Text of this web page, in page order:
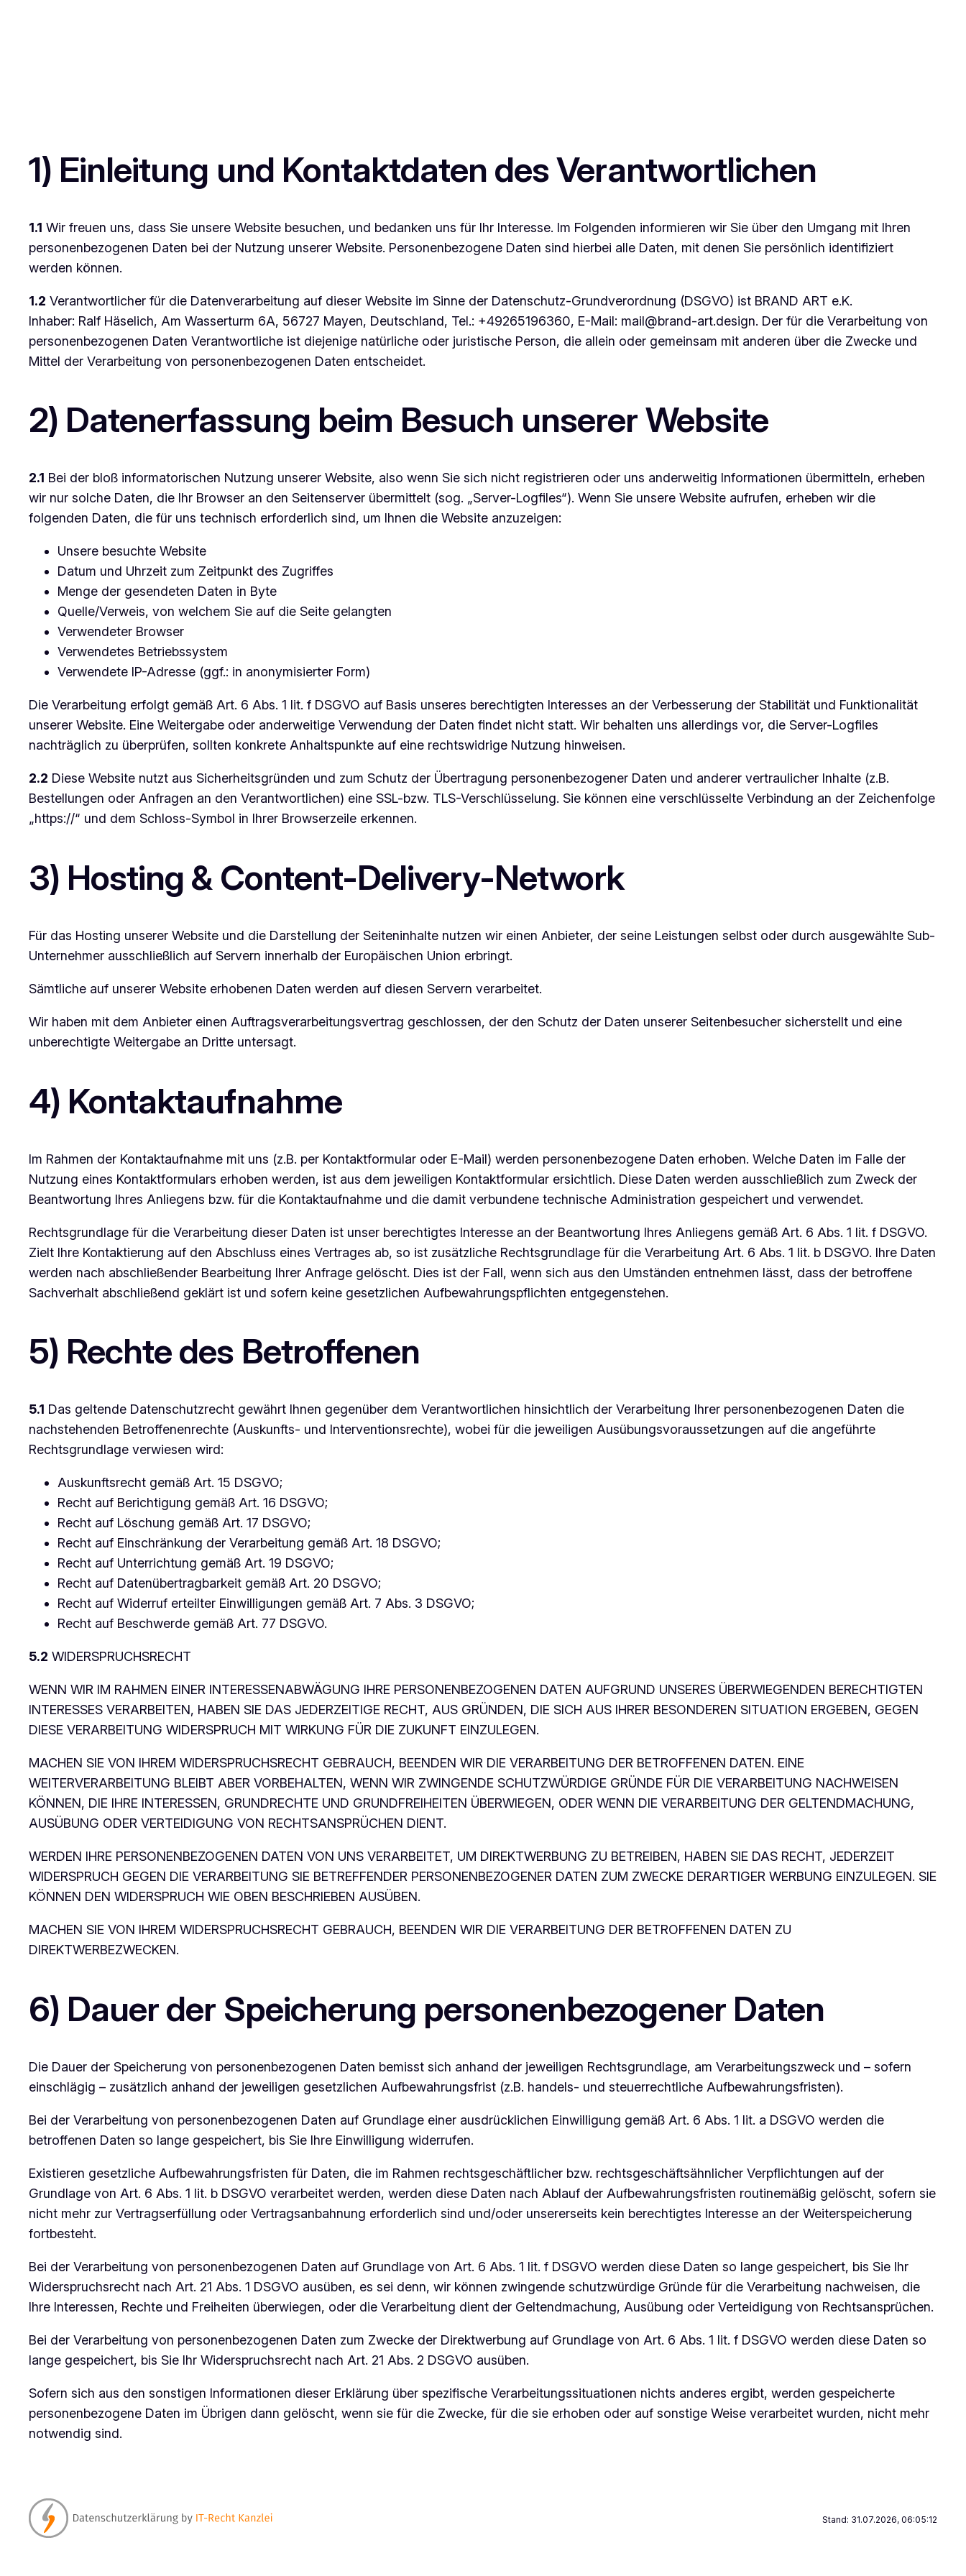
1) Einleitung und Kontaktdaten des Verantwortlichen
1.1 Wir freuen uns, dass Sie unsere Website besuchen, und bedanken uns für Ihr Interesse. Im Folgenden informieren wir Sie über den Umgang mit Ihren
personenbezogenen Daten bei der Nutzung unserer Website. Personenbezogene Daten sind hierbei alle Daten, mit denen Sie persönlich identifiziert
werden können.
1.2 Verantwortlicher für die Datenverarbeitung auf dieser Website im Sinne der Datenschutz-Grundverordnung (DSGVO) ist BRAND ART e.K.
Inhaber: Ralf Häselich, Am Wasserturm 6A, 56727 Mayen, Deutschland, Tel.: +49265196360, E-Mail: mail@brand-art.design. Der für die Verarbeitung von
personenbezogenen Daten Verantwortliche ist diejenige natürliche oder juristische Person, die allein oder gemeinsam mit anderen über die Zwecke und
Mittel der Verarbeitung von personenbezogenen Daten entscheidet.
2) Datenerfassung beim Besuch unserer Website
2.1 Bei der bloß informatorischen Nutzung unserer Website, also wenn Sie sich nicht registrieren oder uns anderweitig Informationen übermitteln, erheben
wir nur solche Daten, die Ihr Browser an den Seitenserver übermittelt (sog. „Server-Logfiles“). Wenn Sie unsere Website aufrufen, erheben wir die
folgenden Daten, die für uns technisch erforderlich sind, um Ihnen die Website anzuzeigen:
Unsere besuchte Website
Datum und Uhrzeit zum Zeitpunkt des Zugriffes
Menge der gesendeten Daten in Byte
Quelle/Verweis, von welchem Sie auf die Seite gelangten
Verwendeter Browser
Verwendetes Betriebssystem
Verwendete IP-Adresse (ggf.: in anonymisierter Form)
Die Verarbeitung erfolgt gemäß Art. 6 Abs. 1 lit. f DSGVO auf Basis unseres berechtigten Interesses an der Verbesserung der Stabilität und Funktionalität
unserer Website. Eine Weitergabe oder anderweitige Verwendung der Daten findet nicht statt. Wir behalten uns allerdings vor, die Server-Logfiles
nachträglich zu überprüfen, sollten konkrete Anhaltspunkte auf eine rechtswidrige Nutzung hinweisen.
2.2 Diese Website nutzt aus Sicherheitsgründen und zum Schutz der Übertragung personenbezogener Daten und anderer vertraulicher Inhalte (z.B.
Bestellungen oder Anfragen an den Verantwortlichen) eine SSL-bzw. TLS-Verschlüsselung. Sie können eine verschlüsselte Verbindung an der Zeichenfolge
„https://“ und dem Schloss-Symbol in Ihrer Browserzeile erkennen.
3) Hosting & Content-Delivery-Network
Für das Hosting unserer Website und die Darstellung der Seiteninhalte nutzen wir einen Anbieter, der seine Leistungen selbst oder durch ausgewählte Sub-
Unternehmer ausschließlich auf Servern innerhalb der Europäischen Union erbringt.
Sämtliche auf unserer Website erhobenen Daten werden auf diesen Servern verarbeitet.
Wir haben mit dem Anbieter einen Auftragsverarbeitungsvertrag geschlossen, der den Schutz der Daten unserer Seitenbesucher sicherstellt und eine
unberechtigte Weitergabe an Dritte untersagt.
4) Kontaktaufnahme
Im Rahmen der Kontaktaufnahme mit uns (z.B. per Kontaktformular oder E-Mail) werden personenbezogene Daten erhoben. Welche Daten im Falle der
Nutzung eines Kontaktformulars erhoben werden, ist aus dem jeweiligen Kontaktformular ersichtlich. Diese Daten werden ausschließlich zum Zweck der
Beantwortung Ihres Anliegens bzw. für die Kontaktaufnahme und die damit verbundene technische Administration gespeichert und verwendet.
Rechtsgrundlage für die Verarbeitung dieser Daten ist unser berechtigtes Interesse an der Beantwortung Ihres Anliegens gemäß Art. 6 Abs. 1 lit. f DSGVO.
Zielt Ihre Kontaktierung auf den Abschluss eines Vertrages ab, so ist zusätzliche Rechtsgrundlage für die Verarbeitung Art. 6 Abs. 1 lit. b DSGVO. Ihre Daten
werden nach abschließender Bearbeitung Ihrer Anfrage gelöscht. Dies ist der Fall, wenn sich aus den Umständen entnehmen lässt, dass der betroffene
Sachverhalt abschließend geklärt ist und sofern keine gesetzlichen Aufbewahrungspflichten entgegenstehen.
5) Rechte des Betroffenen
5.1 Das geltende Datenschutzrecht gewährt Ihnen gegenüber dem Verantwortlichen hinsichtlich der Verarbeitung Ihrer personenbezogenen Daten die
nachstehenden Betroffenenrechte (Auskunfts- und Interventionsrechte), wobei für die jeweiligen Ausübungsvoraussetzungen auf die angeführte
Rechtsgrundlage verwiesen wird:
Auskunftsrecht gemäß Art. 15 DSGVO;
Recht auf Berichtigung gemäß Art. 16 DSGVO;
Recht auf Löschung gemäß Art. 17 DSGVO;
Recht auf Einschränkung der Verarbeitung gemäß Art. 18 DSGVO;
Recht auf Unterrichtung gemäß Art. 19 DSGVO;
Recht auf Datenübertragbarkeit gemäß Art. 20 DSGVO;
Recht auf Widerruf erteilter Einwilligungen gemäß Art. 7 Abs. 3 DSGVO;
Recht auf Beschwerde gemäß Art. 77 DSGVO.
5.2 WIDERSPRUCHSRECHT
WENN WIR IM RAHMEN EINER INTERESSENABWÄGUNG IHRE PERSONENBEZOGENEN DATEN AUFGRUND UNSERES ÜBERWIEGENDEN BERECHTIGTEN
INTERESSES VERARBEITEN, HABEN SIE DAS JEDERZEITIGE RECHT, AUS GRÜNDEN, DIE SICH AUS IHRER BESONDEREN SITUATION ERGEBEN, GEGEN
DIESE VERARBEITUNG WIDERSPRUCH MIT WIRKUNG FÜR DIE ZUKUNFT EINZULEGEN.
MACHEN SIE VON IHREM WIDERSPRUCHSRECHT GEBRAUCH, BEENDEN WIR DIE VERARBEITUNG DER BETROFFENEN DATEN. EINE
WEITERVERARBEITUNG BLEIBT ABER VORBEHALTEN, WENN WIR ZWINGENDE SCHUTZWÜRDIGE GRÜNDE FÜR DIE VERARBEITUNG NACHWEISEN
KÖNNEN, DIE IHRE INTERESSEN, GRUNDRECHTE UND GRUNDFREIHEITEN ÜBERWIEGEN, ODER WENN DIE VERARBEITUNG DER GELTENDMACHUNG,
AUSÜBUNG ODER VERTEIDIGUNG VON RECHTSANSPRÜCHEN DIENT.
WERDEN IHRE PERSONENBEZOGENEN DATEN VON UNS VERARBEITET, UM DIREKTWERBUNG ZU BETREIBEN, HABEN SIE DAS RECHT, JEDERZEIT
WIDERSPRUCH GEGEN DIE VERARBEITUNG SIE BETREFFENDER PERSONENBEZOGENER DATEN ZUM ZWECKE DERARTIGER WERBUNG EINZULEGEN. SIE
KÖNNEN DEN WIDERSPRUCH WIE OBEN BESCHRIEBEN AUSÜBEN.
MACHEN SIE VON IHREM WIDERSPRUCHSRECHT GEBRAUCH, BEENDEN WIR DIE VERARBEITUNG DER BETROFFENEN DATEN ZU
DIREKTWERBEZWECKEN.
6) Dauer der Speicherung personenbezogener Daten
Die Dauer der Speicherung von personenbezogenen Daten bemisst sich anhand der jeweiligen Rechtsgrundlage, am Verarbeitungszweck und – sofern
einschlägig – zusätzlich anhand der jeweiligen gesetzlichen Aufbewahrungsfrist (z.B. handels- und steuerrechtliche Aufbewahrungsfristen).
Bei der Verarbeitung von personenbezogenen Daten auf Grundlage einer ausdrücklichen Einwilligung gemäß Art. 6 Abs. 1 lit. a DSGVO werden die
betroffenen Daten so lange gespeichert, bis Sie Ihre Einwilligung widerrufen.
Existieren gesetzliche Aufbewahrungsfristen für Daten, die im Rahmen rechtsgeschäftlicher bzw. rechtsgeschäftsähnlicher Verpflichtungen auf der
Grundlage von Art. 6 Abs. 1 lit. b DSGVO verarbeitet werden, werden diese Daten nach Ablauf der Aufbewahrungsfristen routinemäßig gelöscht, sofern sie
nicht mehr zur Vertragserfüllung oder Vertragsanbahnung erforderlich sind und/oder unsererseits kein berechtigtes Interesse an der Weiterspeicherung
fortbesteht.
Bei der Verarbeitung von personenbezogenen Daten auf Grundlage von Art. 6 Abs. 1 lit. f DSGVO werden diese Daten so lange gespeichert, bis Sie Ihr
Widerspruchsrecht nach Art. 21 Abs. 1 DSGVO ausüben, es sei denn, wir können zwingende schutzwürdige Gründe für die Verarbeitung nachweisen, die
Ihre Interessen, Rechte und Freiheiten überwiegen, oder die Verarbeitung dient der Geltendmachung, Ausübung oder Verteidigung von Rechtsansprüchen.
Bei der Verarbeitung von personenbezogenen Daten zum Zwecke der Direktwerbung auf Grundlage von Art. 6 Abs. 1 lit. f DSGVO werden diese Daten so
lange gespeichert, bis Sie Ihr Widerspruchsrecht nach Art. 21 Abs. 2 DSGVO ausüben.
Sofern sich aus den sonstigen Informationen dieser Erklärung über spezifische Verarbeitungssituationen nichts anderes ergibt, werden gespeicherte
personenbezogene Daten im Übrigen dann gelöscht, wenn sie für die Zwecke, für die sie erhoben oder auf sonstige Weise verarbeitet wurden, nicht mehr
notwendig sind.
Stand: 31.07.2026, 06:05:12